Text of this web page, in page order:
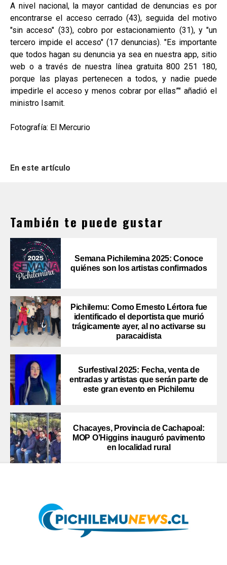
A nivel nacional, la mayor cantidad de denuncias es por
encontrarse el acceso cerrado (43), seguida del motivo
"sin acceso" (33), cobro por estacionamiento (31), y "un
tercero impide el acceso" (17 denuncias). "Es importante
que todos hagan su denuncia ya sea en nuestra app, sitio
web o a través de nuestra línea gratuita 800 251 180,
porque las playas pertenecen a todos, y nadie puede
impedirle el acceso y menos cobrar por ellas”" añadió el
ministro Isamit.
Fotografía: El Mercurio
En este artículo
También te puede gustar
Semana Pichilemina 2025: Conoce
quiénes son los artistas confirmados
Pichilemu: Como Ernesto Lértora fue
identificado el deportista que murió
trágicamente ayer, al no activarse su
paracaidista
Surfestival 2025: Fecha, venta de
entradas y artistas que serán parte de
este gran evento en Pichilemu
Chacayes, Provincia de Cachapoal:
MOP O’Higgins inauguró pavimento
en localidad rural